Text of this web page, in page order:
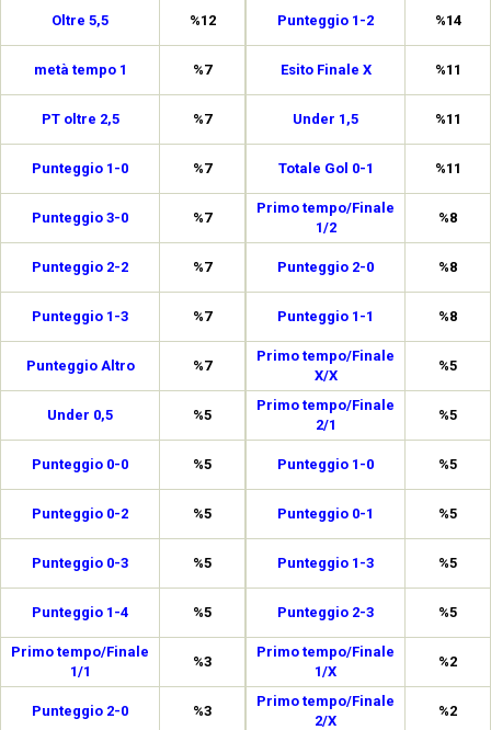
Oltre 5,5 %12
metà tempo 1 %7
PT oltre 2,5 %7
Punteggio 1-0 %7
Punteggio 3-0 %7
Punteggio 2-2 %7
Punteggio 1-3 %7
Punteggio Altro %7
Under 0,5 %5
Punteggio 0-0 %5
Punteggio 0-2 %5
Punteggio 0-3 %5
Punteggio 1-4 %5
Primo tempo/Finale
1/1
%3
Punteggio 2-0 %3
Punteggio 1-2 %14
Esito Finale X %11
Under 1,5 %11
Totale Gol 0-1 %11
Primo tempo/Finale
1/2
%8
Punteggio 2-0 %8
Punteggio 1-1 %8
Primo tempo/Finale
X/X
%5
Primo tempo/Finale
2/1
%5
Punteggio 1-0 %5
Punteggio 0-1 %5
Punteggio 1-3 %5
Punteggio 2-3 %5
Primo tempo/Finale
1/X
%2
Primo tempo/Finale
2/X
%2